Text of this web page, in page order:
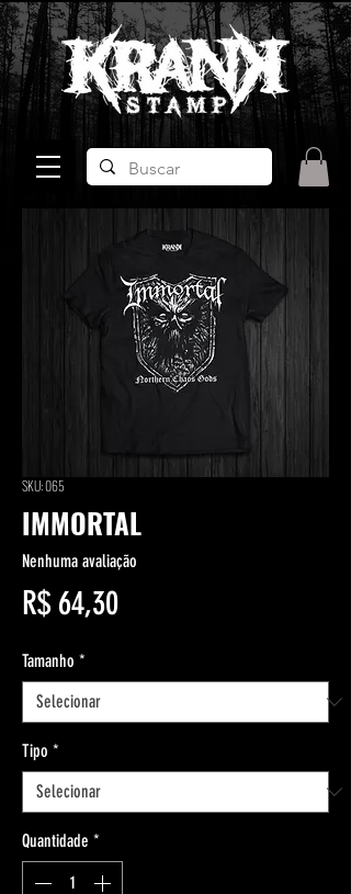
SKU: 065
IMMORTAL
Nenhuma avaliação
R$ 64,30Preço
Tamanho *
Tipo *
Quantidade *